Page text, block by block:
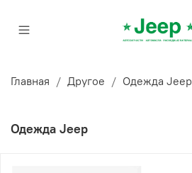
Главная Другое Одежда Jeep
Одежда Jeep